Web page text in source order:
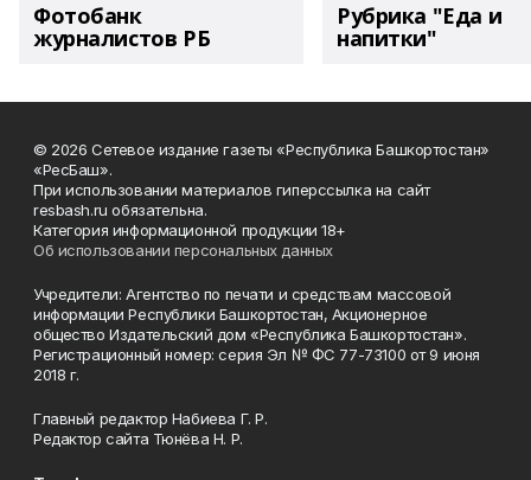
Фотобанк
журналистов РБ
Рубрика "Еда и
напитки"
© 2026 Сетевое издание газеты «Республика Башкортостан»
«РесБаш».
При использовании материалов гиперссылка на сайт
resbash.ru обязательна.
Категория информационной продукции 18+
Об использовании персональных данных
Учредители: Агентство по печати и средствам массовой
информации Республики Башкортостан, Акционерное
общество Издательский дом «Республика Башкортостан».
Регистрационный номер: серия Эл № ФС 77-73100 от 9 июня
2018 г.
Главный редактор Набиева Г. Р.
Редактор сайта Тюнёва Н. Р.